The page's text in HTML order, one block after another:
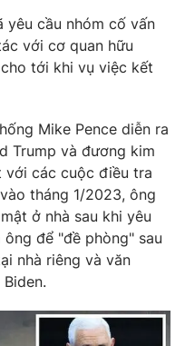
yêu cầu nhóm cố vấn
với cơ quan hữu
tới khi vụ việc kết
Mike Pence diễn ra
Trump và đương kim
với các cuộc điều tra
tháng 1/2023, ông
ở nhà sau khi yêu
để "đề phòng" sau
nhà riêng và văn